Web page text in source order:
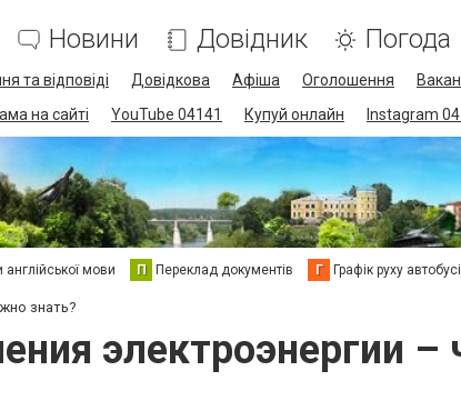
Новини Довідник Погода
та відповіді Довідкова Афіша Оголошення
на сайті YouTube 04141 Купуй онлайн Instagram
англійської мови П Переклад документів Г Графік руху
знать?
электроэнергии –